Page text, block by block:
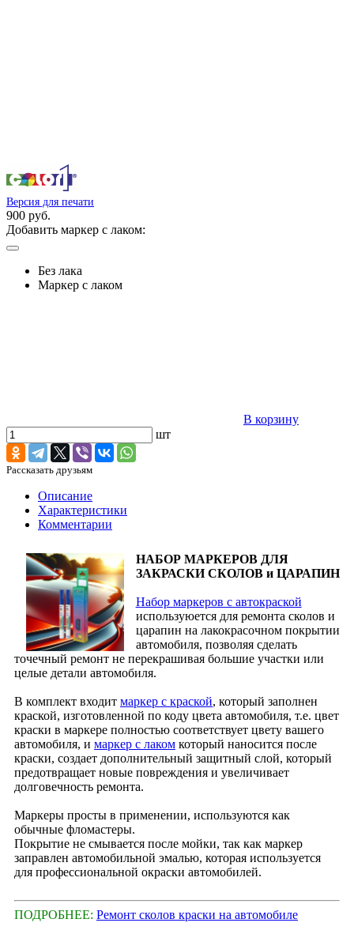
Версия для печати
900 руб.
Добавить маркер с лаком:
Без лака
Маркер с лаком
В корзину
шт
Рассказать друзьям
Описание
Характеристики
Комментарии
НАБОР МАРКЕРОВ ДЛЯ
ЗАКРАСКИ СКОЛОВ и ЦАРАПИН
Набор маркеров с автокраской
используюется для ремонта сколов и
царапин на лакокрасочном покрытии
автомобиля, позволяя сделать
точечный ремонт не перекрашивая большие участки или
целые детали автомобиля.
В комплект входит маркер с краской, который заполнен
краской, изготовленной по коду цвета автомобиля, т.е. цвет
краски в маркере полностью соответствует цвету вашего
автомобиля, и маркер с лаком который наносится после
краски, создает дополнительный защитный слой, который
предотвращает новые повреждения и увеличивает
долговечность ремонта.
Маркеры просты в применении, используются как
обычные фломастеры.
Покрытие не смывается после мойки, так как маркер
заправлен автомобильной эмалью, которая используется
для профессиональной окраски автомобилей.
ПОДРОБНЕЕ: Ремонт сколов краски на автомобиле